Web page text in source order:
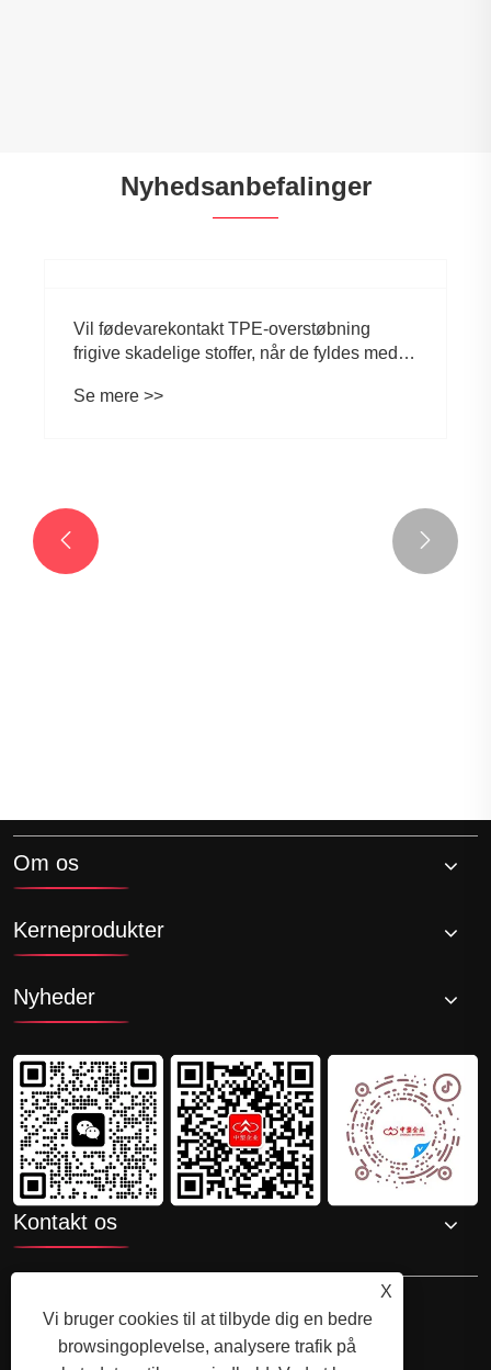
Nyhedsanbefalinger
 
Om os
Kerneprodukter
Nyheder
Kontakt os
X
Vi bruger cookies til at tilbyde dig en bedre
browsingoplevelse, analysere trafik på